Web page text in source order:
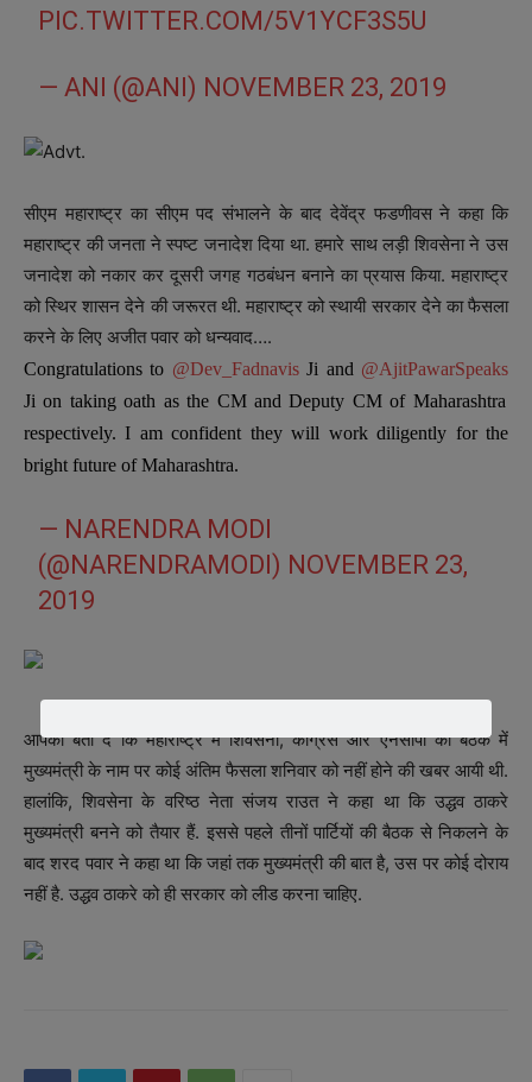
PIC.TWITTER.COM/5V1YCF3S5U
— ANI (@ANI) NOVEMBER 23, 2019
सीएम महाराष्ट्र का सीएम पद संभालने के बाद देवेंद्र फडणीवस ने कहा कि
महाराष्ट्र की जनता ने स्पष्ट जनादेश दिया था. हमारे साथ लड़ी शिवसेना ने उस
जनादेश को नकार कर दूसरी जगह गठबंधन बनाने का प्रयास किया. महाराष्ट्र
को स्थिर शासन देने की जरूरत थी. महाराष्ट्र को स्थायी सरकार देने का फैसला
करने के लिए अजीत पवार को धन्यवाद….
Congratulations to @Dev_FadnavisJi and @AjitPawarSpeaks
Ji on taking oath as the CM and Deputy CM of Maharashtra
respectively. I am confident they will work diligently for the
bright future of Maharashtra.
— NARENDRA MODI
(@NARENDRAMODI) NOVEMBER 23,
2019
आपको बता दें कि महाराष्ट्र में शिवसेना, कांग्रेस और एनसीपी की बैठक में
मुख्यमंत्री के नाम पर कोई अंतिम फैसला शनिवार को नहीं होने की खबर आयी थी.
हालांकि, शिवसेना के वरिष्ठ नेता संजय राउत ने कहा था कि उद्धव ठाकरे
मुख्यमंत्री बनने को तैयार हैं. इससे पहले तीनों पार्टियों की बैठक से निकलने के
बाद शरद पवार ने कहा था कि जहां तक मुख्यमंत्री की बात है, उस पर कोई दोराय
नहीं है. उद्धव ठाकरे को ही सरकार को लीड करना चाहिए.